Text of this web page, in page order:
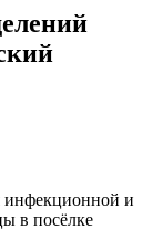
и
в посёлке